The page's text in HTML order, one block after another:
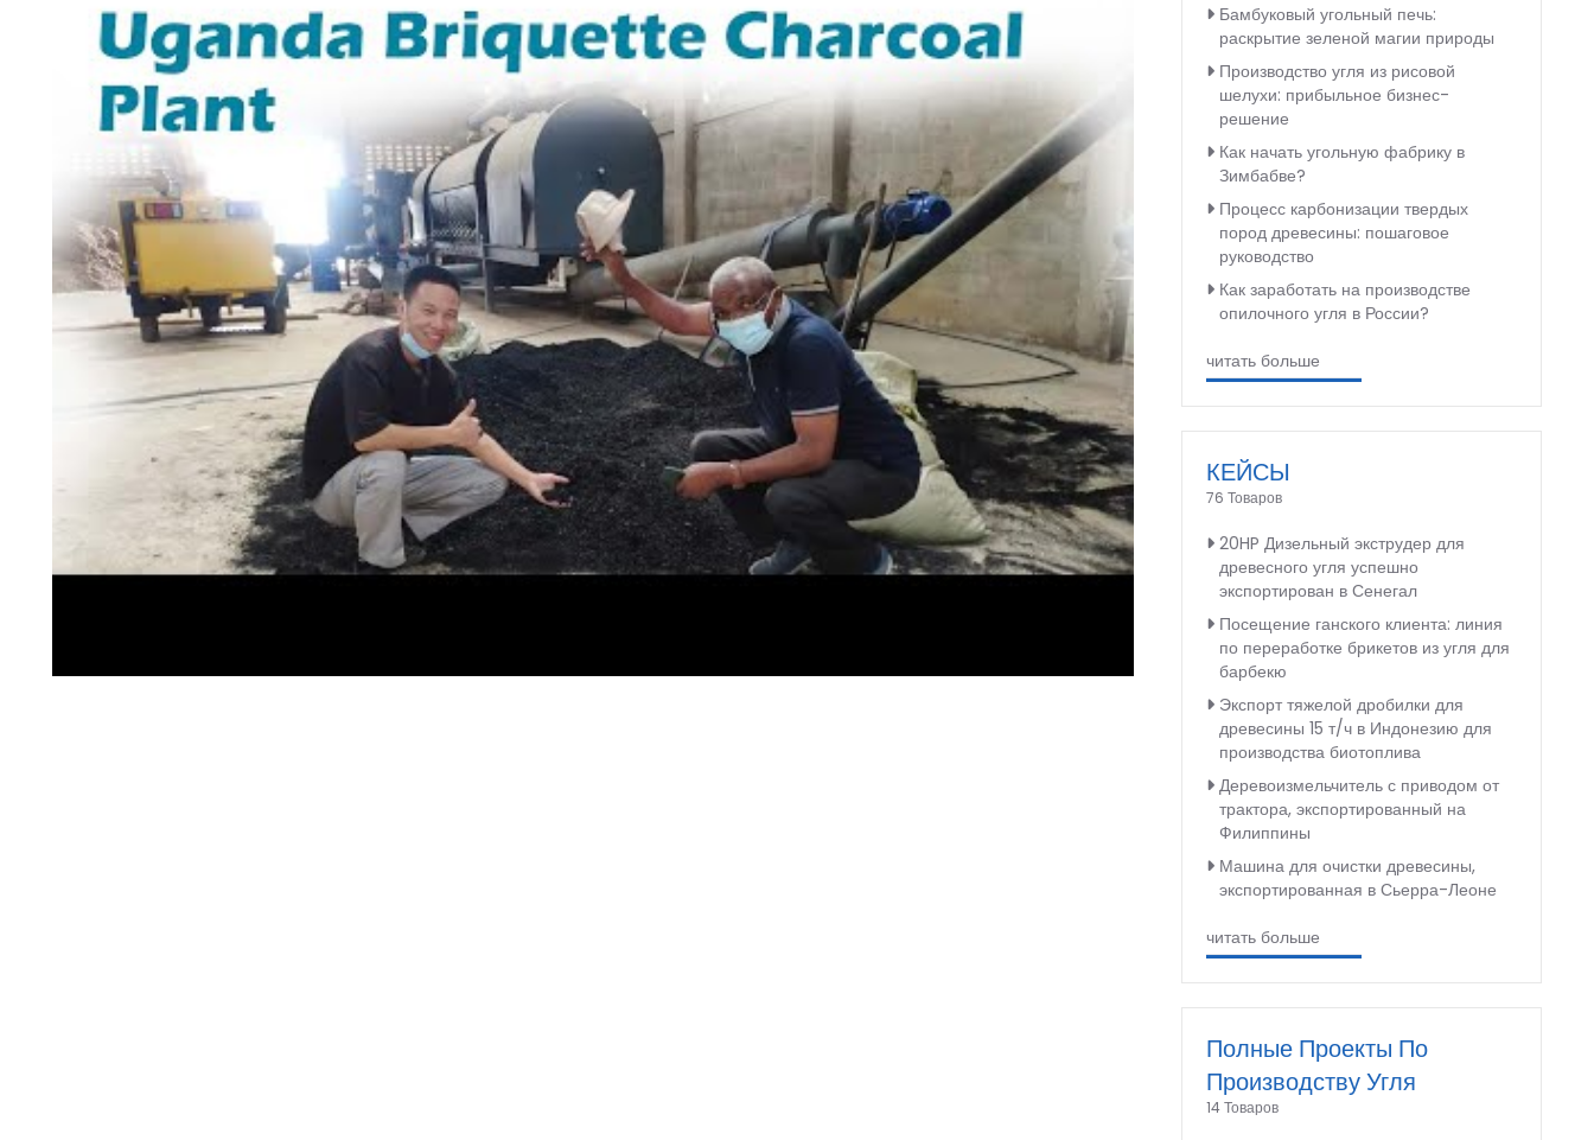
Бамбуковый угольный печь:
раскрытие зеленой магии природы
Производство угля из рисовой
шелухи: прибыльное бизнес-
решение
Как начать угольную фабрику в
Зимбабве?
Процесс карбонизации твердых
пород древесины: пошаговое
руководство
Как заработать на производстве
опилочного угля в России?
читать больше
КЕЙСЫ
76 Товаров
20HP Дизельный экструдер для
древесного угля успешно
экспортирован в Сенегал
Посещение ганского клиента: линия
по переработке брикетов из угля для
барбекю
Экспорт тяжелой дробилки для
древесины 15 т/ч в Индонезию для
производства биотоплива
Деревоизмельчитель с приводом от
трактора, экспортированный на
Филиппины
Машина для очистки древесины,
экспортированная в Сьерра-Леоне
читать больше
Полные Проекты По
Производству Угля
14 Товаров